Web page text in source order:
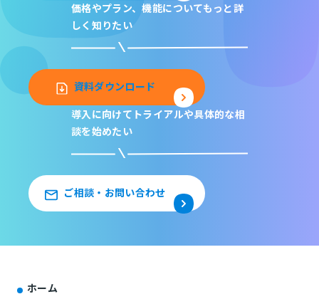
価格やプラン、機能についてもっと詳
しく知りたい
資料ダウンロード
導入に向けてトライアルや具体的な相
談を始めたい
ご相談・お問い合わせ
ホーム